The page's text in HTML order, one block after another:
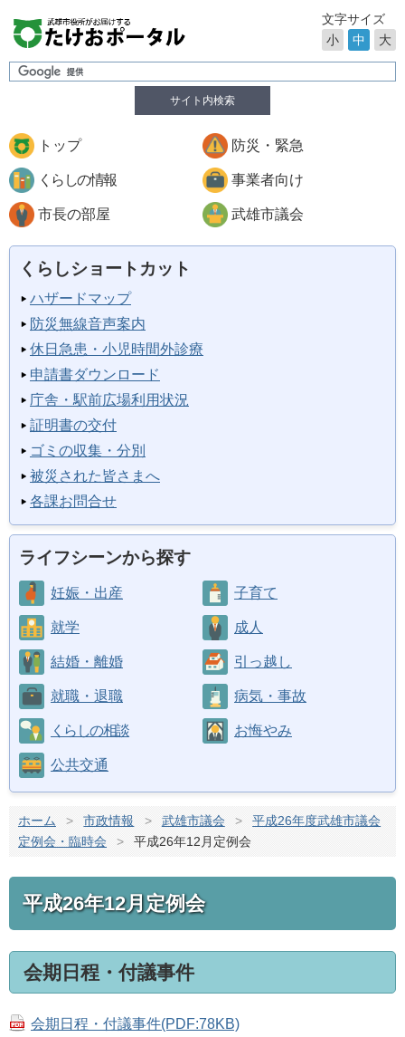
サイト内検索
文字サイズ
小
中 大
トップ 防災・緊急
くらしの情報 事業者向け
市長の部屋 武雄市議会
くらしショートカット
ハザードマップ
防災無線音声案内
休日急患・小児時間外診療
申請書ダウンロード
庁舎・駅前広場利用状況
証明書の交付
ゴミの収集・分別
被災された皆さまへ
各課お問合せ
ライフシーンから探す
妊娠・出産 子育て
就学 成人
結婚・離婚 引っ越し
就職・退職 病気・事故
くらしの相談 お悔やみ
公共交通
ホーム > 市政情報 > 武雄市議会 >
平成26年度武雄市議会
定例会・臨時会
> 平成26年12月定例会
平成26年12月定例会
会期日程・付議事件
会期日程・付議事件(PDF:78KB)